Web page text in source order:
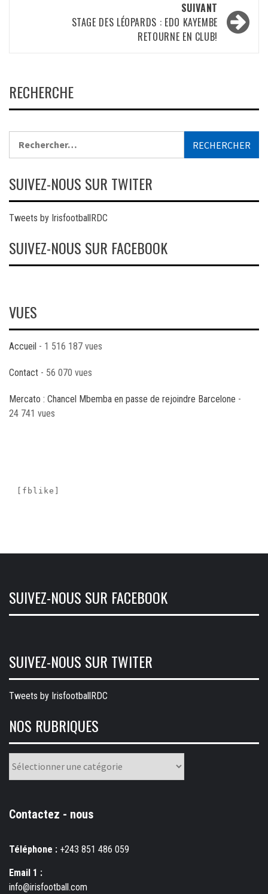
SUIVANT
STAGE DES LÉOPARDS : EDO KAYEMBE
RETOURNE EN CLUB!
RECHERCHE
SUIVEZ-NOUS SUR TWITER
Tweets by IrisfootballRDC
SUIVEZ-NOUS SUR FACEBOOK
VUES
Accueil - 1 516 187 vues
Contact - 56 070 vues
Mercato : Chancel Mbemba en passe de rejoindre Barcelone -
24 741 vues
[fblike]
SUIVEZ-NOUS SUR FACEBOOK
SUIVEZ-NOUS SUR TWITER
Tweets by IrisfootballRDC
NOS RUBRIQUES
rubriques
Contactez - nous
Téléphone : +243 851 486 059
Email 1 :
info@irisfootball.com